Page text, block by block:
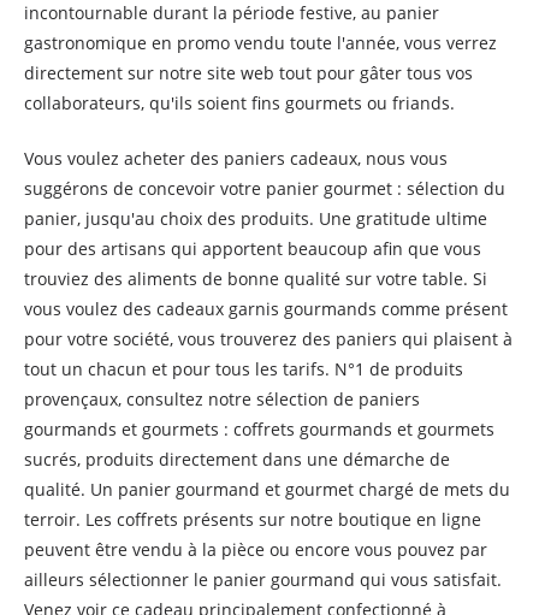
incontournable durant la période festive, au panier
gastronomique en promo vendu toute l'année, vous verrez
directement sur notre site web tout pour gâter tous vos
collaborateurs, qu'ils soient fins gourmets ou friands.
Vous voulez acheter des paniers cadeaux, nous vous
suggérons de concevoir votre panier gourmet : sélection du
panier, jusqu'au choix des produits. Une gratitude ultime
pour des artisans qui apportent beaucoup afin que vous
trouviez des aliments de bonne qualité sur votre table. Si
vous voulez des cadeaux garnis gourmands comme présent
pour votre société, vous trouverez des paniers qui plaisent à
tout un chacun et pour tous les tarifs. N°1 de produits
provençaux, consultez notre sélection de paniers
gourmands et gourmets : coffrets gourmands et gourmets
sucrés, produits directement dans une démarche de
qualité. Un panier gourmand et gourmet chargé de mets du
terroir. Les coffrets présents sur notre boutique en ligne
peuvent être vendu à la pièce ou encore vous pouvez par
ailleurs sélectionner le panier gourmand qui vous satisfait.
Venez voir ce cadeau principalement confectionné à